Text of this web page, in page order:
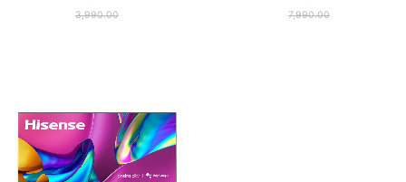
3,990.00 7,990.00